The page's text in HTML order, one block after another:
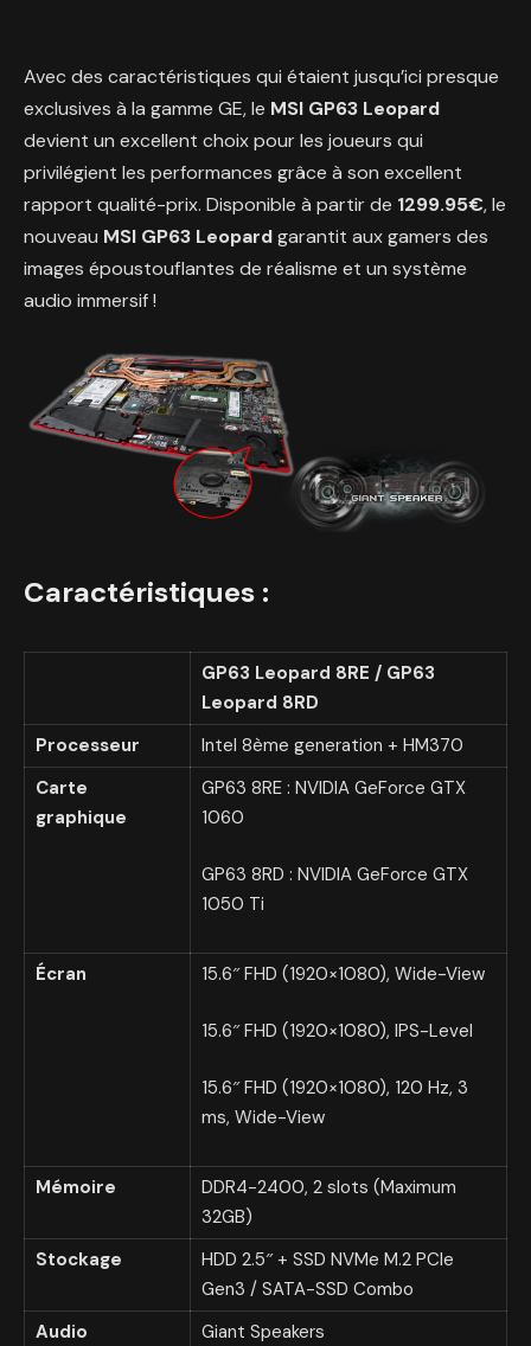
Avec des caractéristiques qui étaient jusqu’ici presque
exclusives à la gamme GE, le MSI GP63 Leopard
devient un excellent choix pour les joueurs qui
privilégient les performances grâce à son excellent
rapport qualité-prix. Disponible à partir de 1299.95€, le
nouveau MSI GP63 Leopardgarantit aux gamers des
images époustouflantes de réalisme et un système
audio immersif !
Caractéristiques :
GP63 Leopard 8RE / GP63
Leopard 8RD
Processeur
Intel 8ème generation + HM370
Carte
graphique
GP63 8RE : NVIDIA GeForce GTX
1060
GP63 8RD : NVIDIA GeForce GTX
1050 Ti
Écran 15.6″ FHD (1920×1080), Wide-View
15.6″ FHD (1920×1080), IPS-Level
15.6″ FHD (1920×1080), 120 Hz, 3
ms, Wide-View
Mémoire
DDR4-2400, 2 slots (Maximum
32GB)
Stockage
HDD 2.5″ + SSD NVMe M.2 PCIe
Gen3 / SATA-SSD Combo
Audio
Giant Speakers